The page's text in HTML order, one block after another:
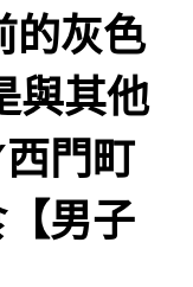
的灰色
與其他
門町
男子